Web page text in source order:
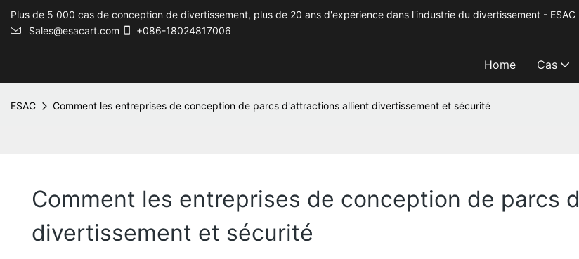
Plus de 5 000 cas de conception de divertissement, plus de 20 ans d'expérience dans l'industrie du divertissement - ESAC
Sales@esacart.com
+086-18024817006
Home Cas
ESAC Comment les entreprises de conception de parcs d'attractions allient divertissement et sécurité
Comment les entreprises de conception de parcs
divertissement et sécurité